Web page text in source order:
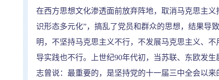
在西方思想文化渗透面前放弃阵地，取消马克思主义
识形态多元化”，搞乱了党员和群众的思想，结果导
明，不坚持马克思主义不行，不发展马克思主义、
导实践也不行。上世纪90年代初，当苏联、东欧发
志曾说：最重要的，是坚持党的十一届三中全会以